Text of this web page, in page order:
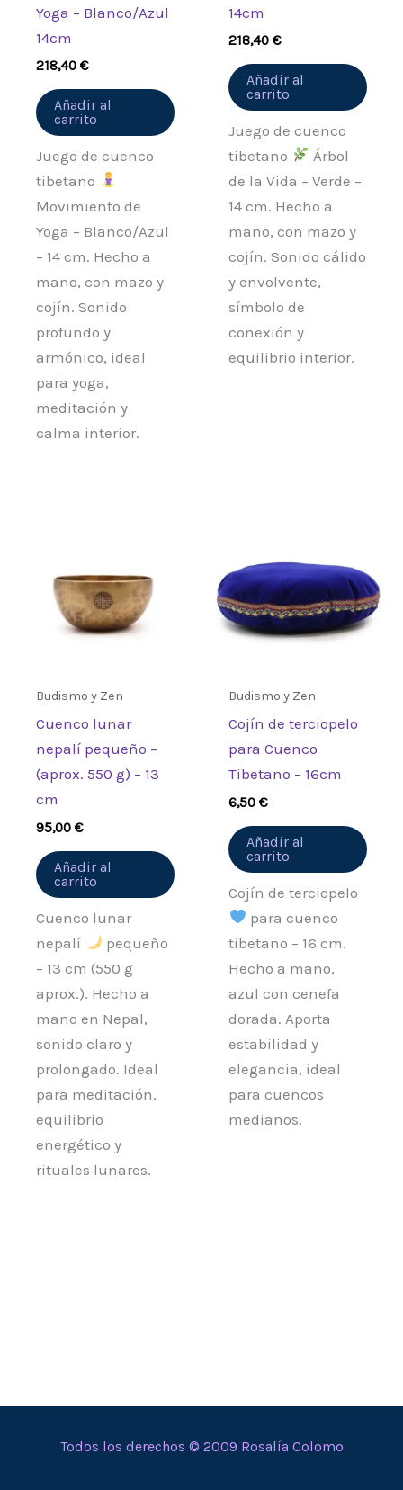
Yoga – Blanco/Azul
14cm
218,40€
Añadir al
carrito
Juego de cuenco
tibetano
Movimiento de
Yoga – Blanco/Azul
– 14 cm. Hecho a
mano, con mazo y
cojín. Sonido
profundo y
armónico, ideal
para yoga,
meditación y
calma interior.
14cm
218,40€
Añadir al
carrito
Juego de cuenco
tibetano
Árbol
de la Vida – Verde –
14 cm. Hecho a
mano, con mazo y
cojín. Sonido cálido
y envolvente,
símbolo de
conexión y
equilibrio interior.
Budismo y Zen
Cuenco lunar
nepalí pequeño –
(aprox. 550 g) – 13
cm
95,00€
Añadir al
carrito
Cuenco lunar
nepalí
pequeño
– 13 cm (550 g
aprox.). Hecho a
mano en Nepal,
sonido claro y
prolongado. Ideal
para meditación,
equilibrio
energético y
rituales lunares.
Budismo y Zen
Cojín de terciopelo
para Cuenco
Tibetano – 16cm
6,50€
Añadir al
carrito
Cojín de terciopelo
para cuenco
tibetano – 16 cm.
Hecho a mano,
azul con cenefa
dorada. Aporta
estabilidad y
elegancia, ideal
para cuencos
medianos.
Todos los derechos © 2009 Rosalía Colomo